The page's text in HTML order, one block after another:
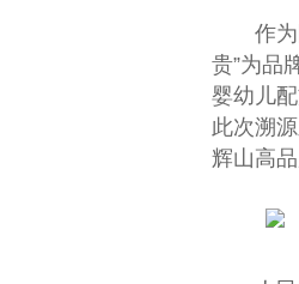
作
贵”为品
婴幼儿
此次溯
辉山高